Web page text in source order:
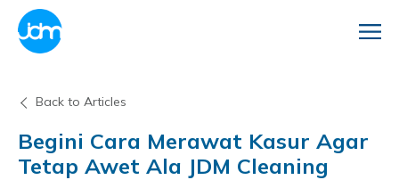
Back to Articles
Begini Cara Merawat Kasur Agar
Tetap Awet Ala JDM Cleaning